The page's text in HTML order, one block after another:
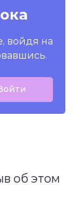
войдя на
об этом